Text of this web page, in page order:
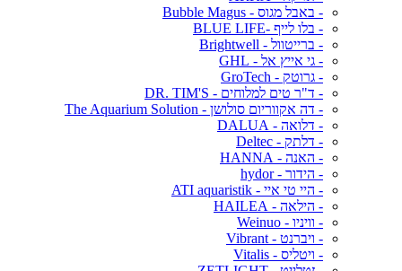
- באבל מגוס - Bubble Magus
- בלו לייף -BLUE LIFE
- ברייטוול - Brightwell
- גי אייץ אל - GHL
- גרוטק - GroTech
- ד"ר טים למלוחים - DR. TIM'S
- דה אקווריום סולושן - The Aquarium Solution
- דלואה - DALUA
- דלתק - Deltec
- האנה - HANNA
- הידור - hydor
- היי טי איי - ATI aquaristik
- הילאה - HAILEA
- וויניו - Weinuo
- ויברנט - Vibrant
- ויטליס - Vitalis